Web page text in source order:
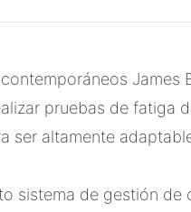
pruebas de fatiga
ser altamente
sistema de gestión